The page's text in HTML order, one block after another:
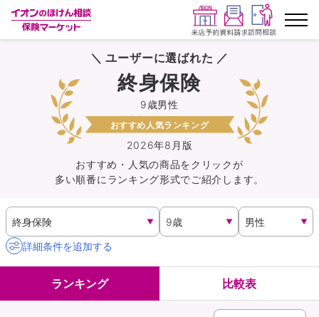
ランキングから探す
保険を比較する
保険会社から探す
イオンカード会員さま専用保険
キャンペーン一覧
イオングループ従業員さま向け
＼ ユーザーに選ばれた ／
2026年8月版
9歳男性
終身保険
おすすめ人気ランキング
おすすめ・人気の商品をクリックが
多い順番にランキング形式でご紹介します。
詳細条件を追加する
ランキング 比較表